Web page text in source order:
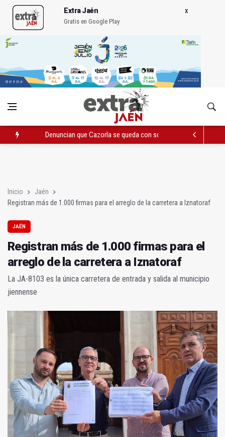
Extra Jaén
Gratis en Google Play
Denuncian que Cazorla se queda con solo dos bomberos por
Inicio
Jaén
Registran más de 1.000 firmas para el arreglo de la carretera a Iznatoraf
JAÉN
Registran más de 1.000 firmas para el
arreglo de la carretera a Iznatoraf
La JA-8103 es la única carretera de entrada y salida al municipio
jiennense